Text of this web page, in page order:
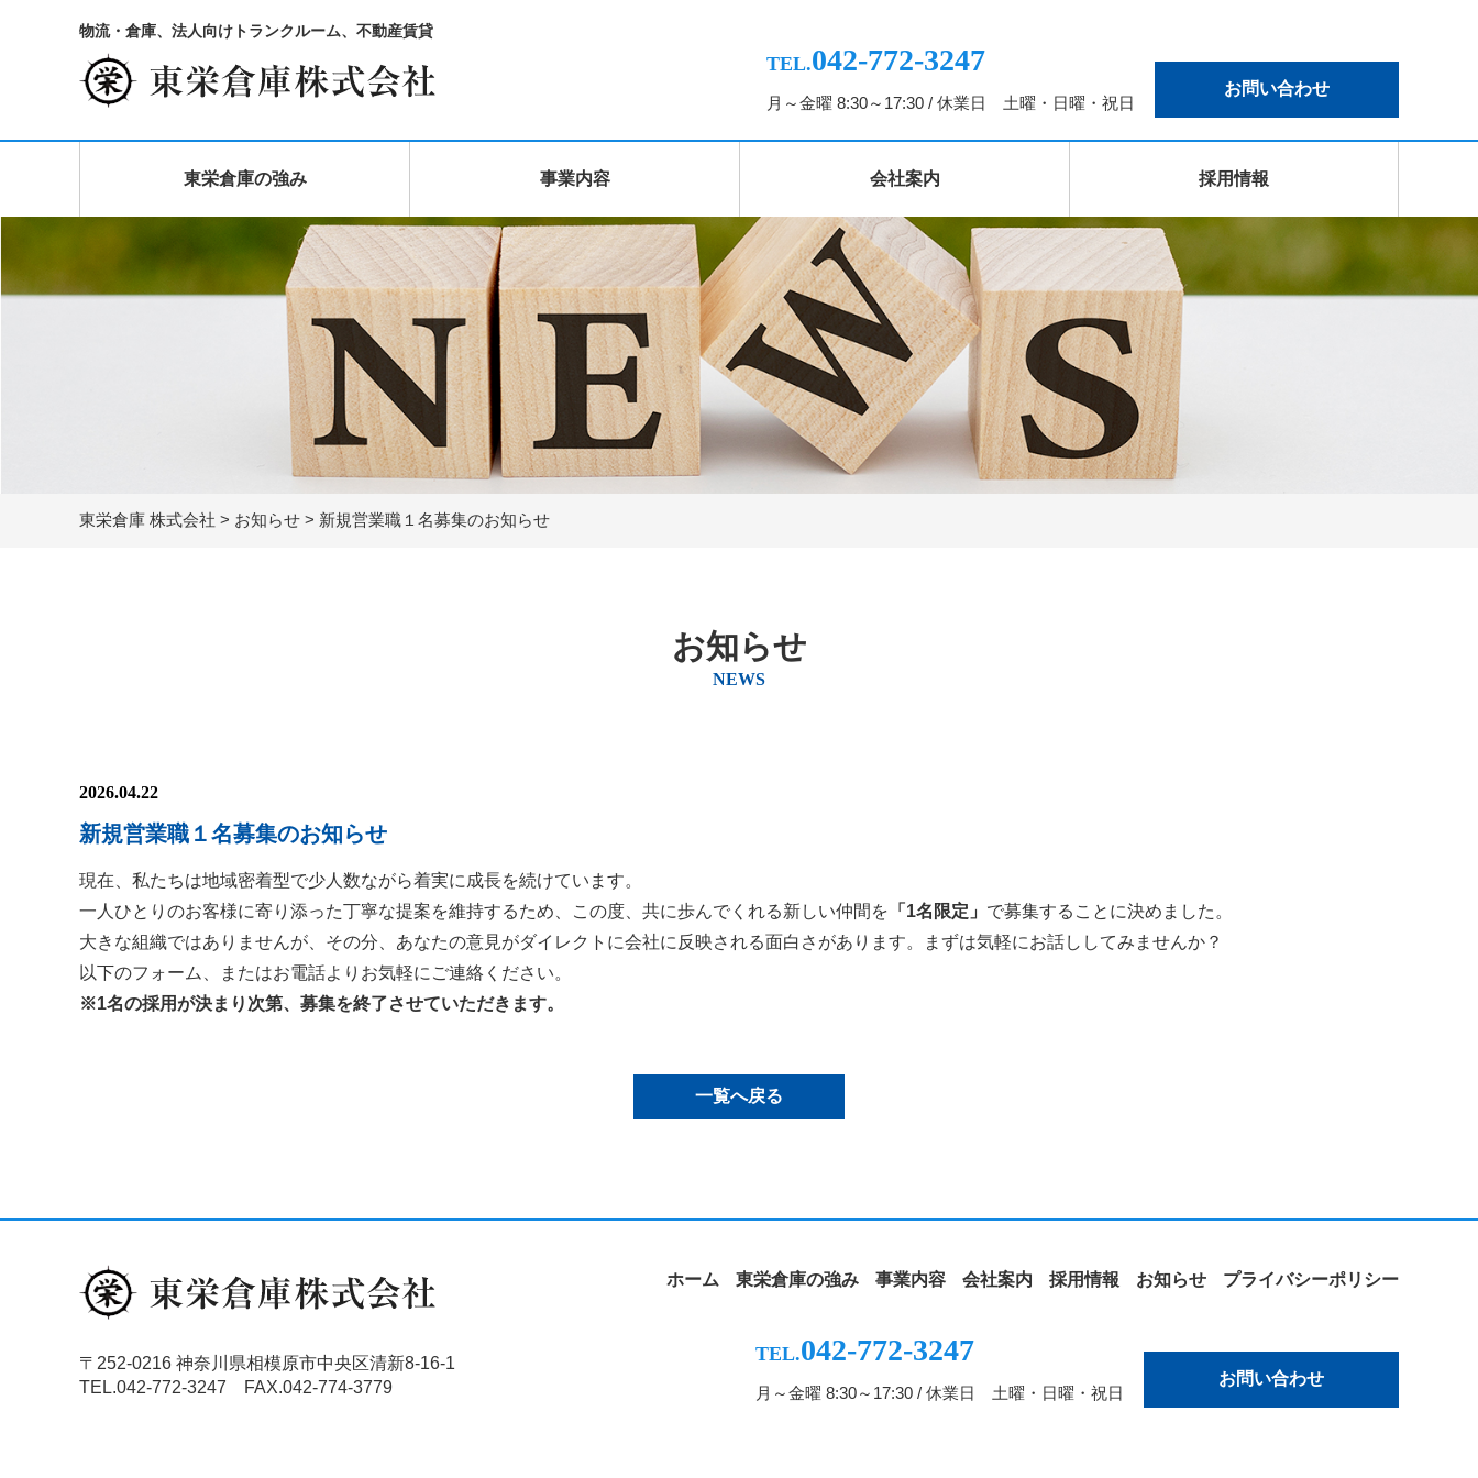
物流・倉庫、法人向けトランクルーム、不動産賃貸
TEL.042-772-3247
月～金曜 8:30～17:30 / 休業日 土曜・日曜・祝日
お問い合わせ
東栄倉庫の強み 事業内容 会社案内 採用情報
東栄倉庫 株式会社 > お知らせ > 新規営業職１名募集のお知らせ
お知らせ
NEWS
2026.04.22
新規営業職１名募集のお知らせ
現在、私たちは地域密着型で少人数ながら着実に成長を続けています。
一人ひとりのお客様に寄り添った丁寧な提案を維持するため、この度、共に歩んでくれる新しい仲間を 「1名限定」 で募集することに決めました。
大きな組織ではありませんが、その分、あなたの意見がダイレクトに会社に反映される面白さがあります。まずは気軽にお話ししてみませんか？
以下のフォーム、またはお電話よりお気軽にご連絡ください。
※1名の採用が決まり次第、募集を終了させていただきます。
一覧へ戻る
〒252-0216 神奈川県相模原市中央区清新8-16-1
TEL.042-772-3247 FAX.042-774-3779
ホーム 東栄倉庫の強み 事業内容 会社案内 採用情報 お知らせ プライバシーポリシー
TEL.042-772-3247
月～金曜 8:30～17:30 / 休業日 土曜・日曜・祝日
お問い合わせ